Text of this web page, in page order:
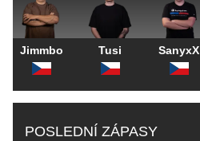
Jimmbo Tusi SanyxX
POSLEDNÍ ZÁPASY